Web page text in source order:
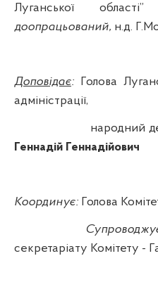
Луганської
області”
доопрацьований, н.д.
Доповідає:
Голова
адміністрації,
народний
Геннадій Геннадійович
Координує: Голова
секретаріату Комітету -